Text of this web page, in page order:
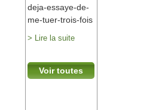
deja-essaye-de-
me-tuer-trois-fois
> Lire la suite
Voir toutes